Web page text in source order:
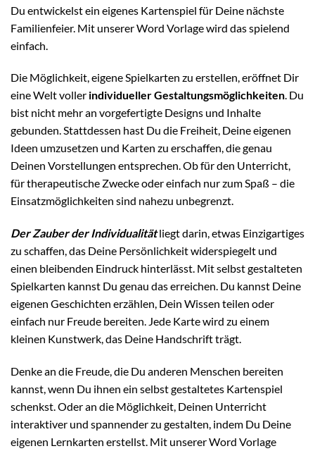
Du entwickelst ein eigenes Kartenspiel für Deine nächste
Familienfeier. Mit unserer Word Vorlage wird das spielend
einfach.
Die Möglichkeit, eigene Spielkarten zu erstellen, eröffnet Dir
eine Welt voller individueller Gestaltungsmöglichkeiten. Du
bist nicht mehr an vorgefertigte Designs und Inhalte
gebunden. Stattdessen hast Du die Freiheit, Deine eigenen
Ideen umzusetzen und Karten zu erschaffen, die genau
Deinen Vorstellungen entsprechen. Ob für den Unterricht,
für therapeutische Zwecke oder einfach nur zum Spaß – die
Einsatzmöglichkeiten sind nahezu unbegrenzt.
Der Zauber der Individualitätliegt darin, etwas Einzigartiges
zu schaffen, das Deine Persönlichkeit widerspiegelt und
einen bleibenden Eindruck hinterlässt. Mit selbst gestalteten
Spielkarten kannst Du genau das erreichen. Du kannst Deine
eigenen Geschichten erzählen, Dein Wissen teilen oder
einfach nur Freude bereiten. Jede Karte wird zu einem
kleinen Kunstwerk, das Deine Handschrift trägt.
Denke an die Freude, die Du anderen Menschen bereiten
kannst, wenn Du ihnen ein selbst gestaltetes Kartenspiel
schenkst. Oder an die Möglichkeit, Deinen Unterricht
interaktiver und spannender zu gestalten, indem Du Deine
eigenen Lernkarten erstellst. Mit unserer Word Vorlage